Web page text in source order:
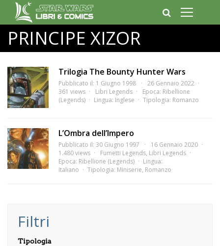
PRINCIPE XIZOR
Trilogia The Bounty Hunter Wars
Pubblicato il: 1 Giugno 1998
26 Gennaio 2022
361 views
Libri Legends Epoca: Ribellione
(Legends)
Lingua: Inglese Tipologia: Romanzo
L’Ombra dell’Impero
Pubblicato il: 30 Giugno 1997
16 Gennaio 2020
1.480 views
Fumetti Legends, Libri Legends
Epoca: Ribellione (Legends)
Lingua:
Italiano
Tipologia: Miniserie, Romanzo
Filtri
Tipologia